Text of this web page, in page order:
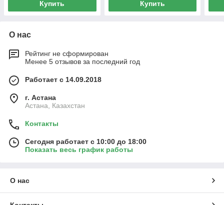
Купить Купить
О нас
Рейтинг не сформирован
Менее 5 отзывов за последний год
Работает с 14.09.2018
г. Астана
Астана, Казахстан
Контакты
Сегодня работает с 10:00 до 18:00
Показать весь график работы
О нас